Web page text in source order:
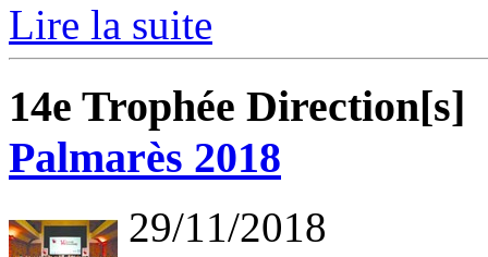
Lire la suite
14e Trophée Direction[s]
Palmarès 2018
29/11/2018